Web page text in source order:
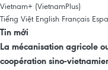
Vietnam+ (VietnamPlus)
Tiếng Việt English Français
Tin mới
La mécanisation agricole
coopération sino-